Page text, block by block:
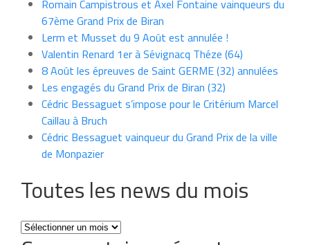
Romain Campistrous et Axel Fontaine vainqueurs du
67ème Grand Prix de Biran
Lerm et Musset du 9 Août est annulée !
Valentin Renard 1er à Sévignacq Théze (64)
8 Août les épreuves de Saint GERME (32) annulées
Les engagés du Grand Prix de Biran (32)
Cédric Bessaguet s’impose pour le Critérium Marcel
Caillau à Bruch
Cédric Bessaguet vainqueur du Grand Prix de la ville
de Monpazier
Toutes les news du mois
Toutes